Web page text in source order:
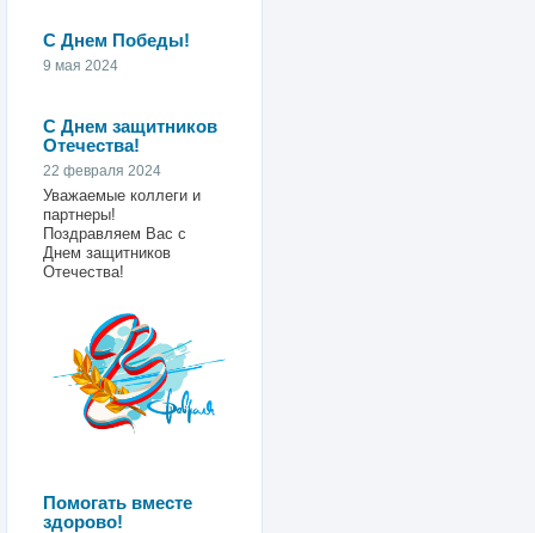
С Днем Победы!
9 мая 2024
С Днем защитников
Отечества!
22 февраля 2024
Уважаемые коллеги и
партнеры!
Поздравляем Вас с
Днем защитников
Отечества!
Помогать вместе
здорово!